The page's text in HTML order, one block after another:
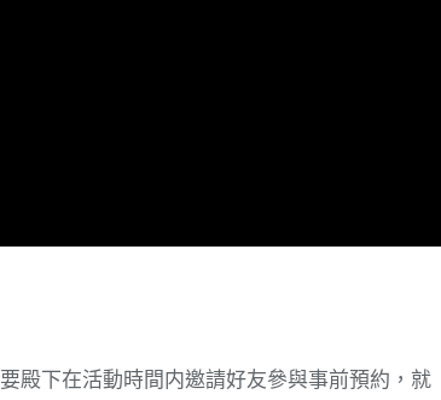
殿下在活動時間内邀請好友參與事前預約，就